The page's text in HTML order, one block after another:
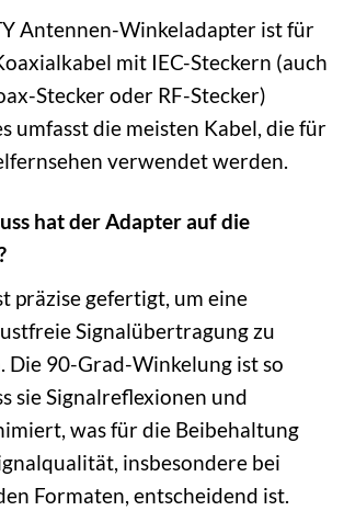
Antennen-Winkeladapter ist für
mit IEC-Steckern (auch
Stecker oder RF-Stecker)
umfasst die meisten Kabel, die für
verwendet werden.
hat der Adapter auf die
präzise gefertigt, um eine
Signalübertragung zu
Die 90-Grad-Winkelung ist so
sie Signalreflexionen und
was für die Beibehaltung
insbesondere bei
Formaten, entscheidend ist.